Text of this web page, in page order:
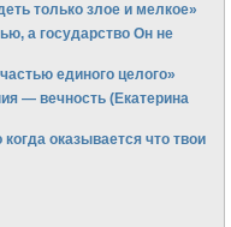
только злое и мелкое»
а государство Он не
единого целого»
— вечность (Екатерина
оказывается что твои